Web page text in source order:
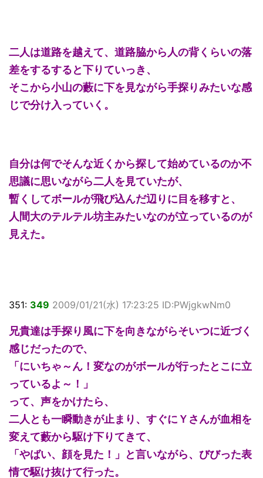
二人は道路を越えて、道路脇から人の背くらいの落
差をするすると下りていっき、
そこから小山の藪に下を見ながら手探りみたいな感
じで分け入っていく。
自分は何でそんな近くから探して始めているのか不
思議に思いながら二人を見ていたが、
暫くしてボールが飛び込んだ辺りに目を移すと、
人間大のテルテル坊主みたいなのが立っているのが
見えた。
351: 349 2009/01/21(水) 17:23:25 ID:PWjgkwNm0
兄貴達は手探り風に下を向きながらそいつに近づく
感じだったので、
「にいちゃ～ん！変なのがボールが行ったとこに立
っているよ～！」
って、声をかけたら、
二人とも一瞬動きが止まり、すぐにＹさんが血相を
変えて藪から駆け下りてきて、
「やばい、顔を見た！」と言いながら、びびった表
情で駆け抜けて行った。